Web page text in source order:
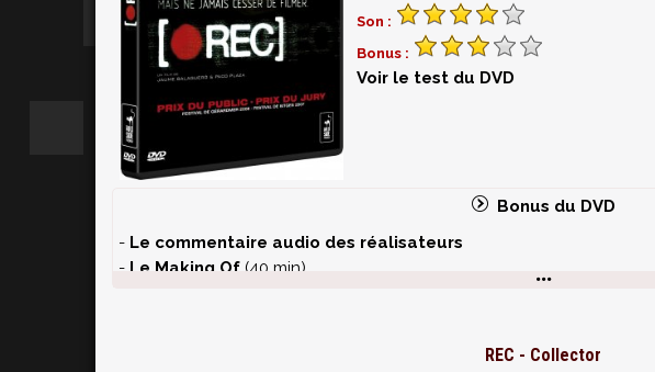
Son :
Bonus :
Voir le test du DVD
Bonus du DVD
- Le commentaire audio des réalisateurs
- Le Making Of (40 min)
français !) comment réaliser son propre film d'horreur
REC - Collector